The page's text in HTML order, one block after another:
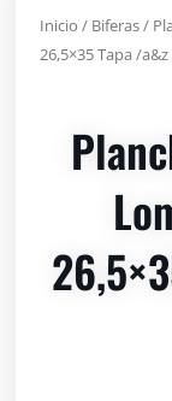
Inicio / Biferas/
26,5×35 Tapa /